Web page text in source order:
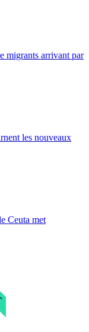
migrants arrivant par
les nouveaux
Ceuta met